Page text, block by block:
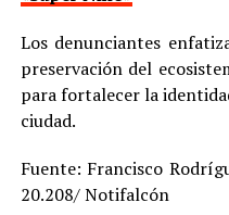
Los denunciantes
preservación del
para fortalecer la
ciudad.
Fuente: Francisco
20.208/ Notifalcón